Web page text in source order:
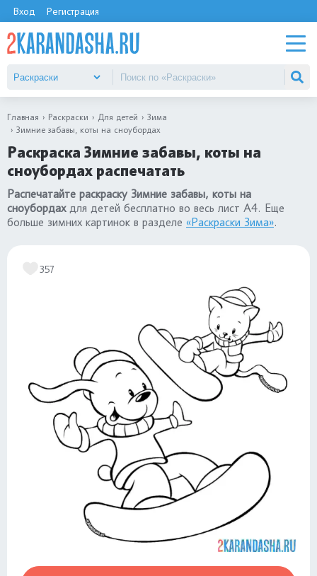
Вход Регистрация
Главная Раскраски Для детей
Зима
Зимние забавы, коты на сноубордах
Раскраска Зимние забавы, коты на
сноубордах распечатать
Распечатайте раскраску Зимние забавы, коты на
сноубордахдля детей бесплатно во весь лист А4. Еще
больше зимних картинок в разделе «Раскраски Зима».
357